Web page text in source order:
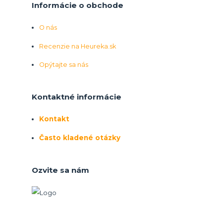
Informácie o obchode
O nás
Recenzie na Heureka.sk
Opýtajte sa nás
Kontaktné informácie
Kontakt
Často kladené otázky
Ozvite sa nám